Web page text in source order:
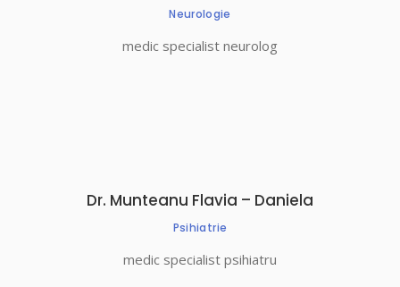
Neurologie
medic specialist neurolog
Dr. Munteanu Flavia – Daniela
Psihiatrie
medic specialist psihiatru